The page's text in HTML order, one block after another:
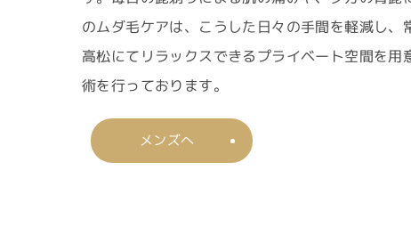
のムダ毛ケアは、こうした日々の手間を軽減し、
高松にてリラックスできるプライベート空間を
術を行っております。
メンズへ